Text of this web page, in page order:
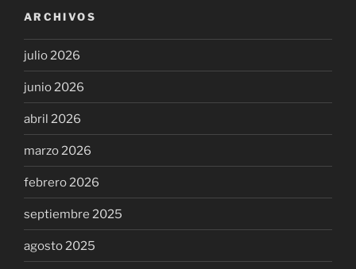
ARCHIVOS
julio 2026
junio 2026
abril 2026
marzo 2026
febrero 2026
septiembre 2025
agosto 2025